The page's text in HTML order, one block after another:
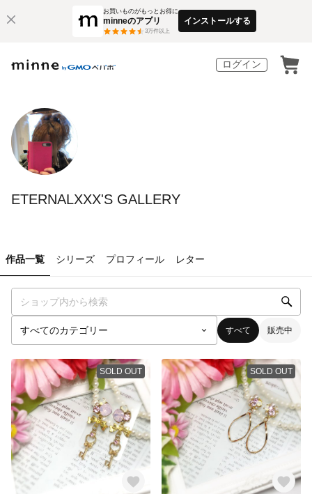
お買いものがもっとお得に
minneのアプリ
3万件以上
インストールする
ログイン
ETERNALXXX'S GALLERY
作品一覧 シリーズ プロフィール レター
すべて 販売中
SOLD OUT SOLD OUT